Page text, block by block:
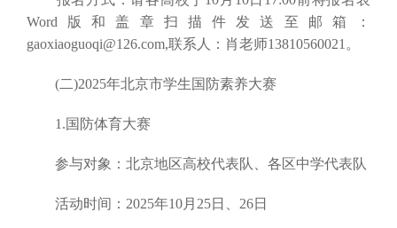
Word版和盖章扫描件发送至邮箱：
gaoxiaoguoqi@126.com,联系人：肖老师13810560021。
(二)2025年北京市学生国防素养大赛
1.国防体育大赛
参与对象：北京地区高校代表队、各区中学代表队
活动时间：2025年10月25日、26日